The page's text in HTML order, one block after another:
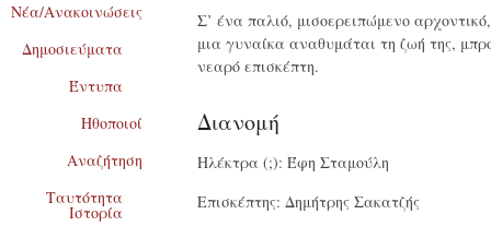
Νέα/Ανακοινώσεις
Δημοσιεύματα
Έντυπα
Ηθοποιοί
Αναζήτηση
Ταυτότητα
Ιστορία
Σ’ ένα παλιό, μισοερειπώμενο
μια γυναίκα αναθυμάται τη ζωή της,
νεαρό επισκέπτη.
Διανομή
Ηλέκτρα (;): Έφη Σταμούλη
Επισκέπτης: Δημήτρης Σακατζής